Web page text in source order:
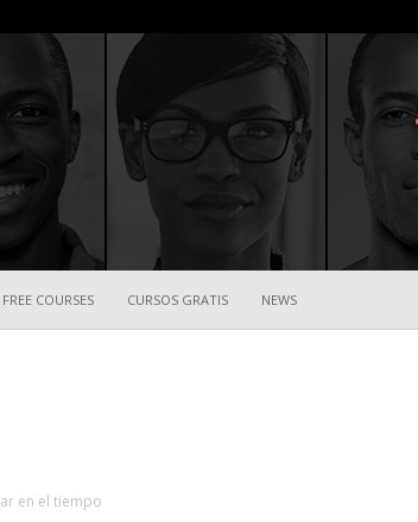
FREE COURSES CURSOS GRATIS NEWS
en el tiempo